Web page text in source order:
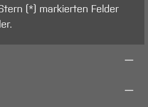
(*) markierten Felder